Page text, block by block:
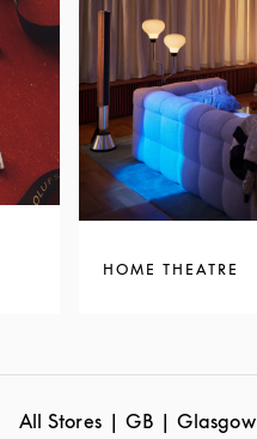
HOME THEATRE
All Stores GB Glasgow